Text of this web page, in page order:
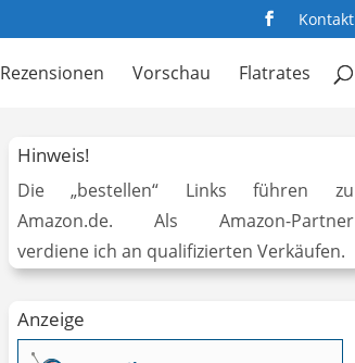
Kontakt
Rezensionen Vorschau Flatrates
Hinweis!
Die „bestellen“ Links führen zu
Amazon.de. Als Amazon-Partner
verdiene ich an qualifizierten Verkäufen.
Anzeige